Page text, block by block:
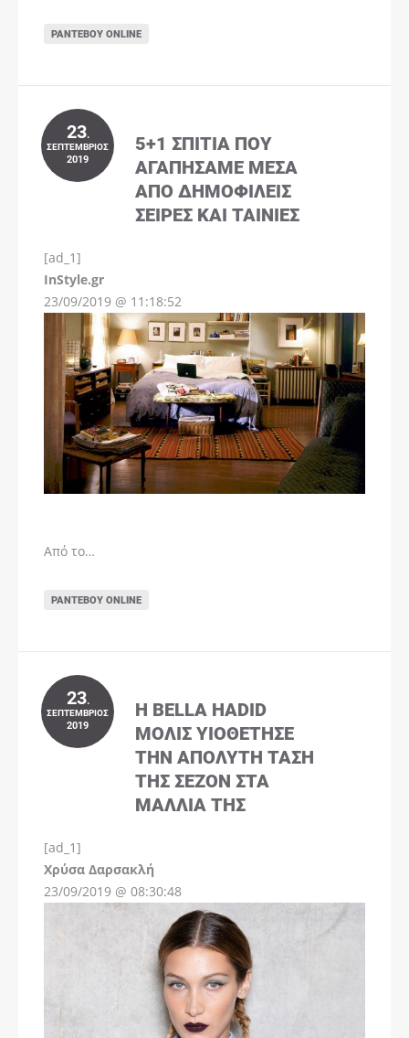
ΡΑΝΤΕΒΟΎ ONLINE
23.
ΣΕΠΤΈΜΒΡΙΟΣ
2019
5+1 ΣΠΊΤΙΑ ΠΟΥ
ΑΓΑΠΉΣΑΜΕ ΜΈΣΑ
ΑΠΌ ΔΗΜΟΦΙΛΕΊΣ
ΣΕΙΡΈΣ ΚΑΙ ΤΑΙΝΊΕΣ
[ad_1]
InStyle.gr
23/09/2019 @ 11:18:52
Από το…
ΡΑΝΤΕΒΟΎ ONLINE
23.
ΣΕΠΤΈΜΒΡΙΟΣ
2019
Η BELLA HADID
ΜΌΛΙΣ ΥΙΟΘΈΤΗΣΕ
ΤΗΝ ΑΠΌΛΥΤΗ ΤΆΣΗ
ΤΗΣ ΣΕΖΌΝ ΣΤΑ
ΜΑΛΛΙΆ ΤΗΣ
[ad_1]
Χρύσα Δαρσακλή
23/09/2019 @ 08:30:48